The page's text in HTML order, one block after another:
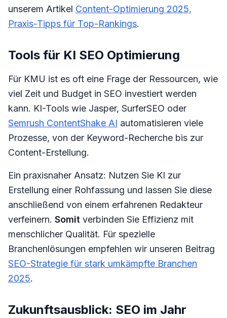
unserem Artikel Content-Optimierung 2025,
Praxis-Tipps für Top-Rankings.
Tools für KI SEO Optimierung
Für KMU ist es oft eine Frage der Ressourcen, wie
viel Zeit und Budget in SEO investiert werden
kann. KI-Tools wie Jasper, SurferSEO oder
Semrush ContentShake AI automatisieren viele
Prozesse, von der Keyword-Recherche bis zur
Content-Erstellung.
Ein praxisnaher Ansatz: Nutzen Sie KI zur
Erstellung einer Rohfassung und lassen Sie diese
anschließend von einem erfahrenen Redakteur
verfeinern. Somit verbinden Sie Effizienz mit
menschlicher Qualität. Für spezielle
Branchenlösungen empfehlen wir unseren Beitrag
SEO-Strategie für stark umkämpfte Branchen
2025.
Zukunftsausblick: SEO im Jahr